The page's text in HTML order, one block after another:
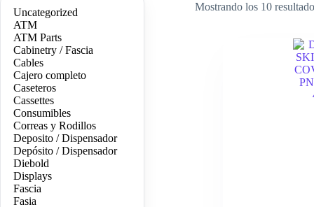
Mostrando los 10
Uncategorized
ATM
ATM Parts
Cabinetry / Fascia
Cables
Cajero completo
Caseteros
Cassettes
Consumibles
Correas y Rodillos
Deposito / Dispensador
Depósito / Dispensador
Diebold
Displays
Fascia
Fasia